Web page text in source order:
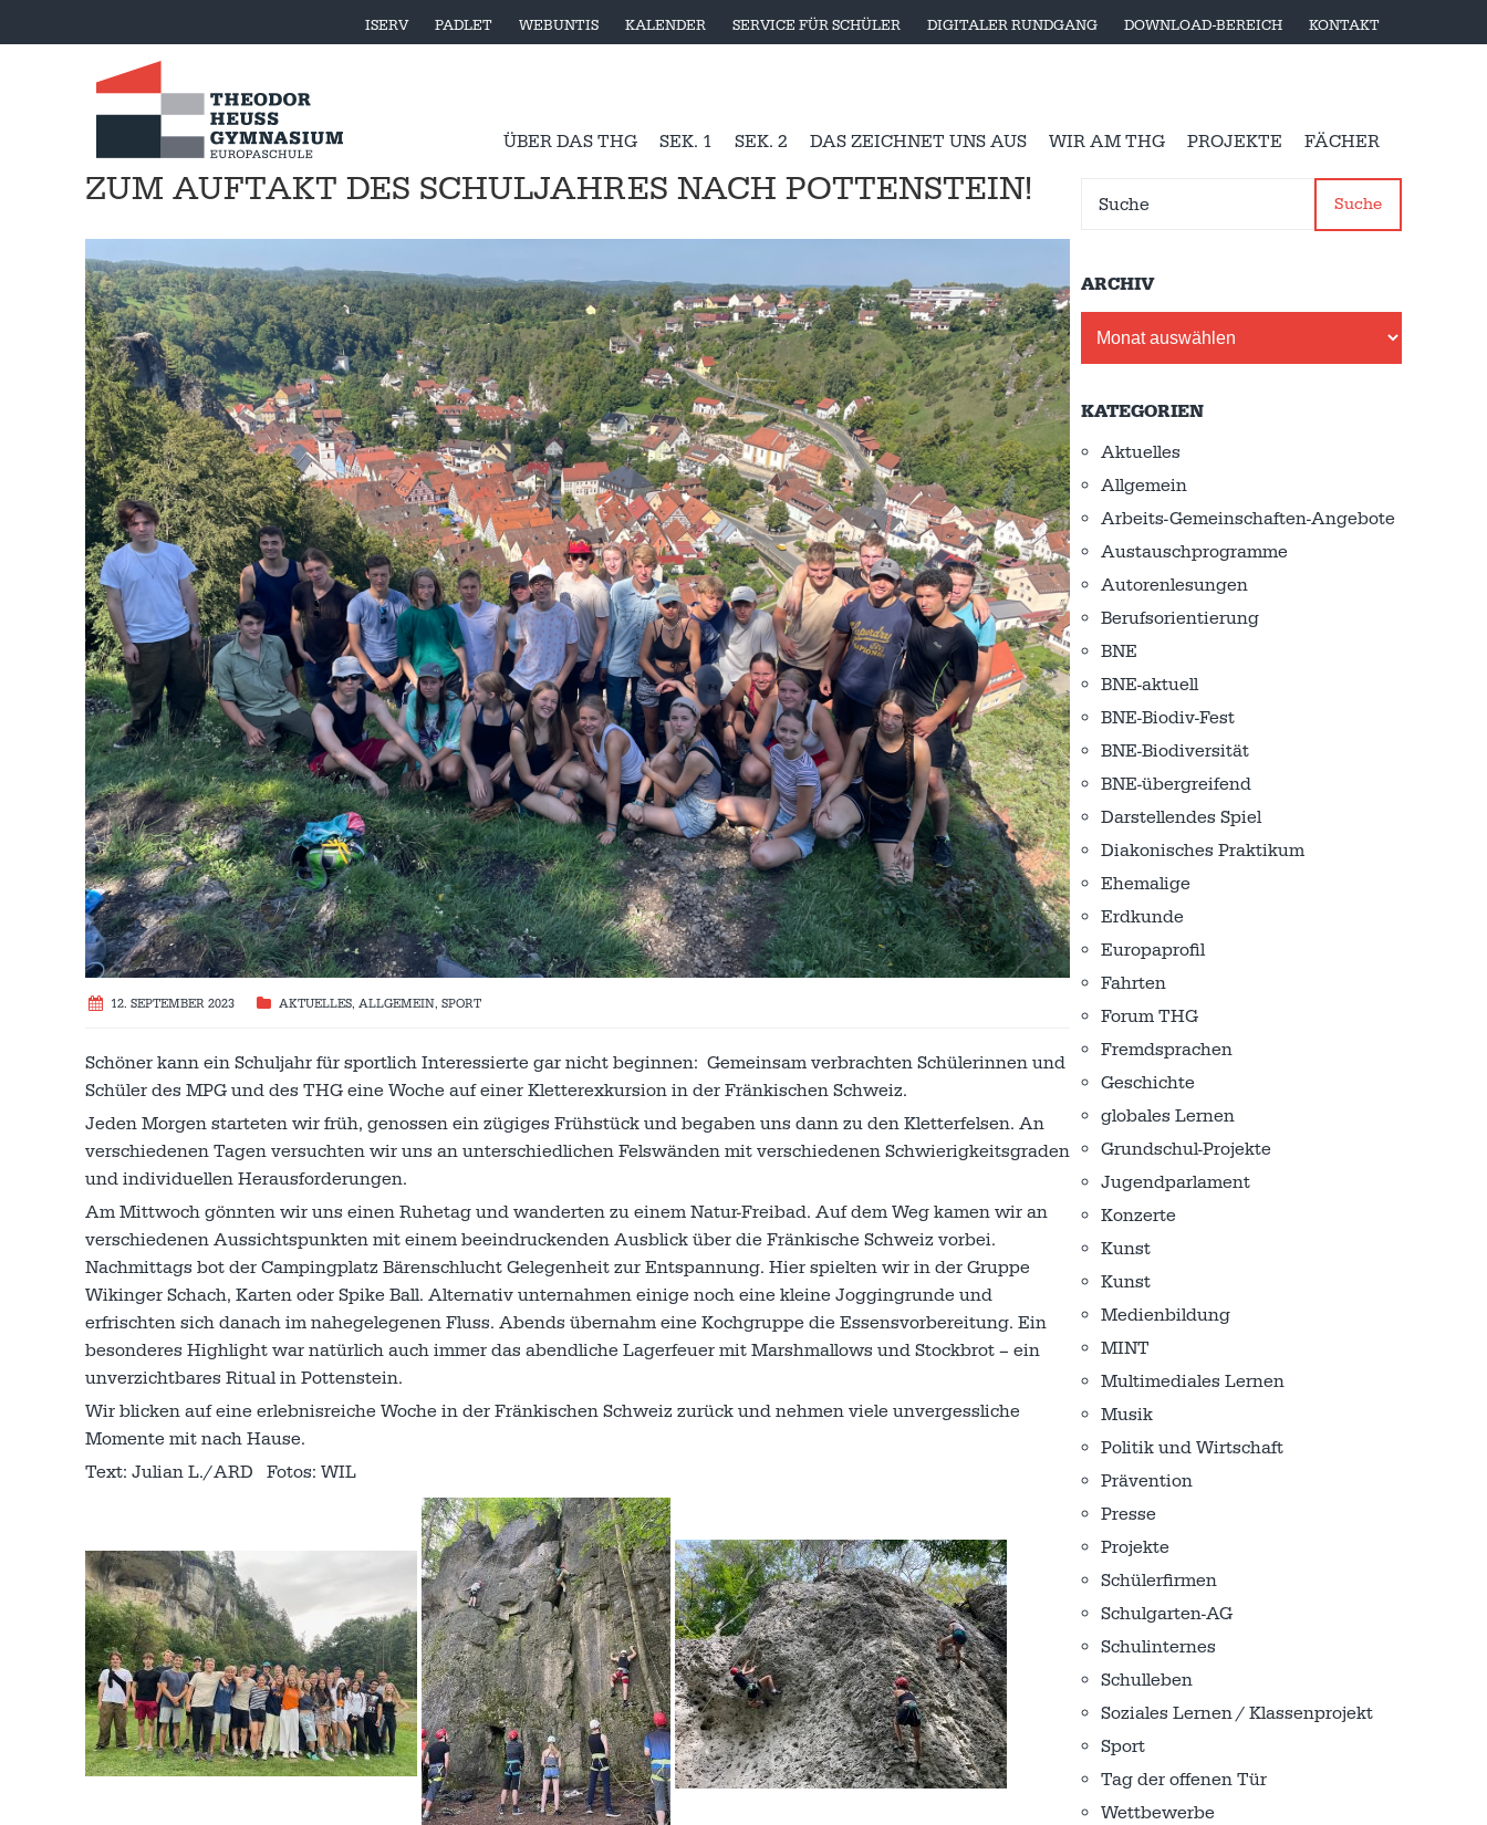
ISERV PADLET WEBUNTIS KALENDER SERVICE FÜR SCHÜLER DIGITALER RUNDGANG DOWNLOAD-BEREICH KONTAKT
ÜBER DAS THG SEK. 1 SEK. 2 DAS ZEICHNET UNS AUS WIR AM THG PROJEKTE FÄCHER
ZUM AUFTAKT DES SCHULJAHRES NACH POTTENSTEIN!
12. SEPTEMBER 2023 AKTUELLES, ALLGEMEIN, SPORT
Schöner kann ein Schuljahr für sportlich Interessierte gar nicht beginnen: Gemeinsam verbrachten Schülerinnen und
Schüler des MPG und des THG eine Woche auf einer Kletterexkursion in der Fränkischen Schweiz.
Jeden Morgen starteten wir früh, genossen ein zügiges Frühstück und begaben uns dann zu den Kletterfelsen. An
verschiedenen Tagen versuchten wir uns an unterschiedlichen Felswänden mit verschiedenen Schwierigkeitsgraden
und individuellen Herausforderungen.
Am Mittwoch gönnten wir uns einen Ruhetag und wanderten zu einem Natur-Freibad. Auf dem Weg kamen wir an
verschiedenen Aussichtspunkten mit einem beeindruckenden Ausblick über die Fränkische Schweiz vorbei.
Nachmittags bot der Campingplatz Bärenschlucht Gelegenheit zur Entspannung. Hier spielten wir in der Gruppe
Wikinger Schach, Karten oder Spike Ball. Alternativ unternahmen einige noch eine kleine Joggingrunde und
erfrischten sich danach im nahegelegenen Fluss. Abends übernahm eine Kochgruppe die Essensvorbereitung. Ein
besonderes Highlight war natürlich auch immer das abendliche Lagerfeuer mit Marshmallows und Stockbrot – ein
unverzichtbares Ritual in Pottenstein.
Wir blicken auf eine erlebnisreiche Woche in der Fränkischen Schweiz zurück und nehmen viele unvergessliche
Momente mit nach Hause.
Text: Julian L./ARD Fotos: WIL
Suche
ARCHIV
KATEGORIEN
Aktuelles
Allgemein
Arbeits-Gemeinschaften-Angebote
Austausch­programme
Autorenlesungen
Berufsorientierung
BNE
BNE-aktuell
BNE-Biodiv-Fest
BNE-Biodiversität
BNE-übergreifend
Darstellendes Spiel
Diakonisches Praktikum
Ehemalige
Erdkunde
Europaprofil
Fahrten
Forum THG
Fremdsprachen
Geschichte
globales Lernen
Grundschul-Projekte
Jugendparlament
Konzerte
Kunst
Kunst
Medienbildung
MINT
Multimediales Lernen
Musik
Politik und Wirtschaft
Prävention
Presse
Projekte
Schülerfirmen
Schulgarten-AG
Schulinternes
Schulleben
Soziales Lernen / Klassenprojekt
Sport
Tag der offenen Tür
Wettbewerbe